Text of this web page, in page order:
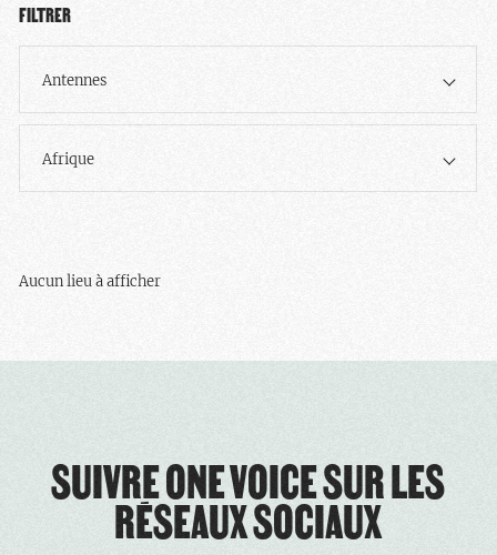
FILTRER
Antennes
Afrique
Aucun lieu à afficher
SUIVRE ONE VOICE SUR LES
RÉSEAUX SOCIAUX